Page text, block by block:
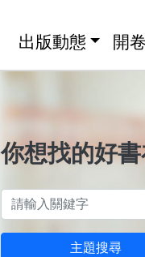
出版動態 開
你想找的好書
主題搜尋